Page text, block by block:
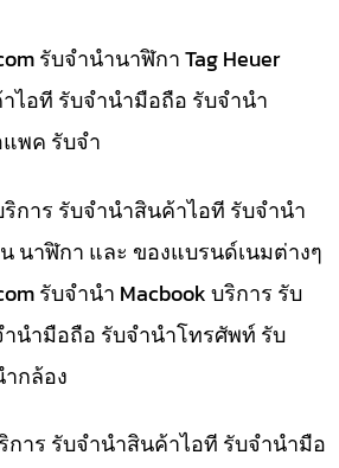
รับจำนำนาฬิกา Tag Heuer
ไอที รับจำนำมือถือ รับจำนำ
พค รับจำ
การ รับจำนำสินค้าไอที รับจำนำ
นาฬิกา และ ของแบรนด์เนมต่างๆ
รับจำนำ Macbook บริการ รับ
นำมือถือ รับจำนำโทรศัพท์ รับ
กล้อง
การ รับจำนำสินค้าไอที รับจำนำมือ